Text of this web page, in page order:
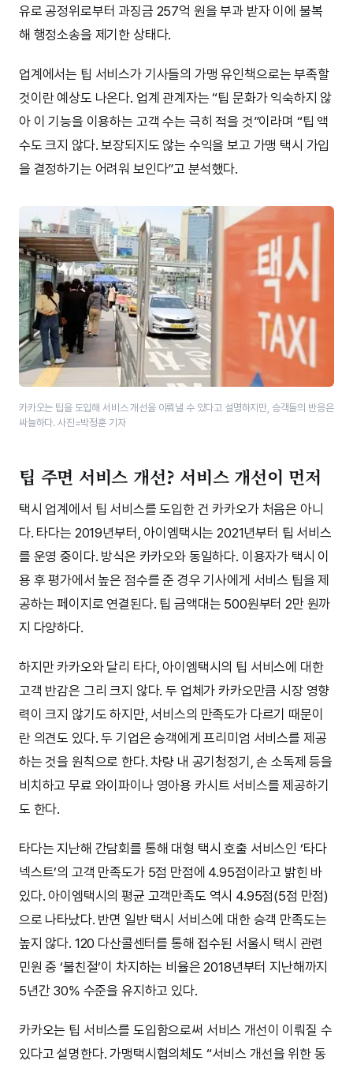
유로 공정위로부터 과징금 257억 원을 부과 받자 이에 불복
해 행정소송을 제기한 상태다.
업계에서는 팁 서비스가 기사들의 가맹 유인책으로는 부족할
것이란 예상도 나온다. 업계 관계자는 “팁 문화가 익숙하지 않
아 이 기능을 이용하는 고객 수는 극히 적을 것”이라며 “팁 액
수도 크지 않다. 보장되지도 않는 수익을 보고 가맹 택시 가입
을 결정하기는 어려워 보인다”고 분석했다.
카카오는 팁을 도입해 서비스 개선을 이뤄낼 수 있다고 설명하지만, 승객들의 반응은
싸늘하다. 사진=박정훈 기자
팁 주면 서비스 개선? 서비스 개선이 먼저
택시 업계에서 팁 서비스를 도입한 건 카카오가 처음은 아니
다. 타다는 2019년부터, 아이엠택시는 2021년부터 팁 서비스
를 운영 중이다. 방식은 카카오와 동일하다. 이용자가 택시 이
용 후 평가에서 높은 점수를 준 경우 기사에게 서비스 팁을 제
공하는 페이지로 연결된다. 팁 금액대는 500원부터 2만 원까
지 다양하다.
하지만 카카오와 달리 타다, 아이엠택시의 팁 서비스에 대한
고객 반감은 그리 크지 않다. 두 업체가 카카오만큼 시장 영향
력이 크지 않기도 하지만, 서비스의 만족도가 다르기 때문이
란 의견도 있다. 두 기업은 승객에게 프리미엄 서비스를 제공
하는 것을 원칙으로 한다. 차량 내 공기청정기, 손 소독제 등을
비치하고 무료 와이파이나 영아용 카시트 서비스를 제공하기
도 한다.
타다는 지난해 간담회를 통해 대형 택시 호출 서비스인 ‘타다
넥스트’의 고객 만족도가 5점 만점에 4.95점이라고 밝힌 바
있다. 아이엠택시의 평균 고객만족도 역시 4.95점(5점 만점)
으로 나타났다. 반면 일반 택시 서비스에 대한 승객 만족도는
높지 않다. 120 다산콜센터를 통해 접수된 서울시 택시 관련
민원 중 ‘불친절’이 차지하는 비율은 2018년부터 지난해까지
5년간 30% 수준을 유지하고 있다.
카카오는 팁 서비스를 도입함으로써 서비스 개선이 이뤄질 수
있다고 설명한다. 가맹택시협의체도 “서비스 개선을 위한 동